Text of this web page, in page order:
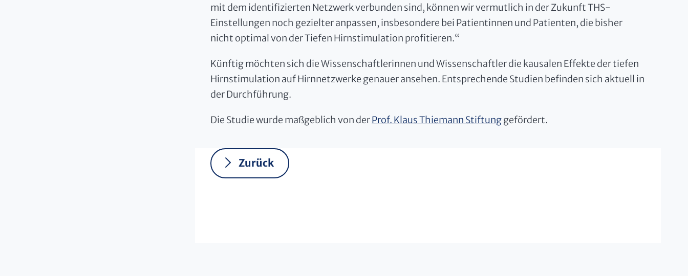
mit dem identifizierten Netzwerk verbunden sind, können wir vermutlich in der Zukunft THS-
Einstellungen noch gezielter anpassen, insbesondere bei Patientinnen und Patienten, die bisher
nicht optimal von der Tiefen Hirnstimulation profitieren.“
Künftig möchten sich die Wissenschaftlerinnen und Wissenschaftler die kausalen Effekte der tiefen
Hirnstimulation auf Hirnnetzwerke genauer ansehen. Entsprechende Studien befinden sich aktuell in
der Durchführung.
Die Studie wurde maßgeblich von derProf. Klaus Thiemann Stiftunggefördert.
Zurück